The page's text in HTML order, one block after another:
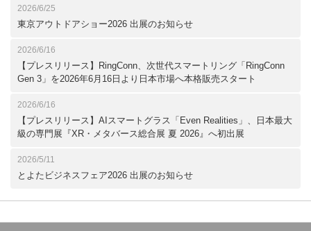
2026/6/25
東京アウトドアショー2026 出展のお知らせ
2026/6/16
【プレスリリース】RingConn、次世代スマートリング「RingConn
Gen 3」を2026年6月16日より日本市場へ本格販売スタート
2026/6/16
【プレスリリース】AIスマートグラス「Even Realities」、日本最大
級の専門展『XR・メタバース総合展 夏 2026』へ初出展
2026/5/11
とよたビジネスフェア2026 出展のお知らせ